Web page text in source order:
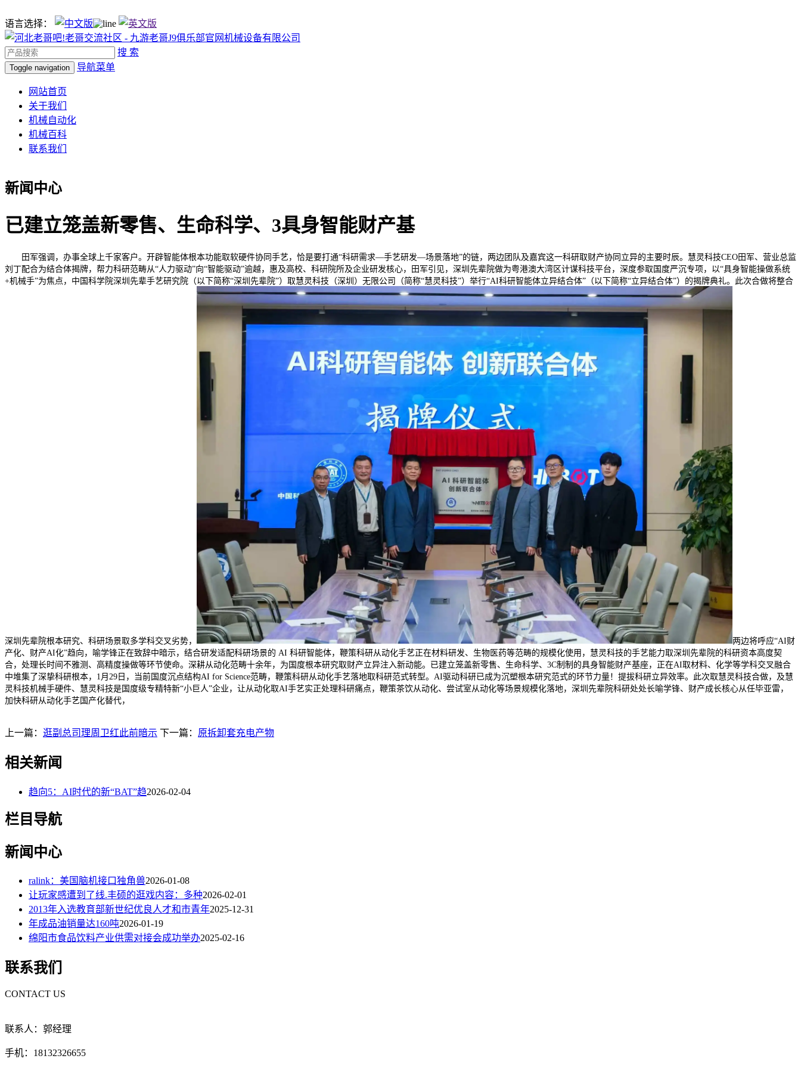
语言选择：
搜 索
Toggle navigation 导航菜单
网站首页
关于我们
机械自动化
机械百科
联系我们
新闻中心
已建立笼盖新零售、生命科学、3具身智能财产基
田军强调，办事全球上千家客户。开辟智能体根本功能取软硬件协同手艺，恰是要打通“科研需求—手艺研发—场景落地”的链，两边团队及嘉宾这一科研取财产协同立异的主要时辰。慧灵科技CEO田军、营业总监
刘丁配合为结合体揭牌，帮力科研范畴从“人力驱动”向“智能驱动”逾越，惠及高校、科研院所及企业研发核心，田军引见，深圳先辈院做为粤港澳大湾区计谋科技平台，深度参取国度严沉专项，以“具身智能操做系统
+机械手”为焦点，中国科学院深圳先辈手艺研究院（以下简称“深圳先辈院”）取慧灵科技（深圳）无限公司（简称“慧灵科技”）举行“AI科研智能体立异结合体”（以下简称“立异结合体”）的揭牌典礼。此次合做将整合
深圳先辈院根本研究、科研场景取多学科交叉劣势，
两边将呼应“AI财
产化、财产AI化”趋向，喻学锋正在致辞中暗示，结合研发适配科研场景的 AI 科研智能体，鞭策科研从动化手艺正在材料研发、生物医药等范畴的规模化使用，慧灵科技的手艺能力取深圳先辈院的科研资本高度契
合，处理长时间不雅测、高精度操做等环节使命。深耕从动化范畴十余年，为国度根本研究取财产立异注入新动能。已建立笼盖新零售、生命科学、3C制制的具身智能财产基座，正在AI取材料、化学等学科交叉融合
中堆集了深挚科研根本，1月29日，当前国度沉点结构AI for Science范畴，鞭策科研从动化手艺落地取科研范式转型。AI驱动科研已成为沉塑根本研究范式的环节力量！提拔科研立异效率。此次取慧灵科技合做，及慧
灵科技机械手硬件、慧灵科技是国度级专精特新“小巨人”企业，让从动化取AI手艺实正处理科研痛点，鞭策茶饮从动化、尝试室从动化等场景规模化落地，深圳先辈院科研处处长喻学锋、财产成长核心从任毕亚雷，
加快科研从动化手艺国产化替代，
上一篇： 逛副总司理周卫红此前暗示 下一篇： 原拆卸套充电产物
相关新闻
趋向5：AI时代的新“BAT”趋2026-02-04
栏目导航
新闻中心
ralink：美国脑机接口独角兽2026-01-08
让玩家感遭到了线.丰硕的逛戏内容：多种2026-02-01
2013年入选教育部新世纪优良人才和市青年2025-12-31
年成品油销量达160吨2026-01-19
绵阳市食品饮料产业供需对接会成功举办2025-02-16
联系我们
CONTACT US
联系人：郭经理
手机：18132326655